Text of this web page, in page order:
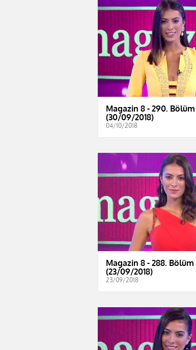
Magazin 8 - 290. Bölüm
(30/09/2018)
04/10/2018
Magazin 8 - 288. Bölüm
(23/09/2018)
23/09/2018